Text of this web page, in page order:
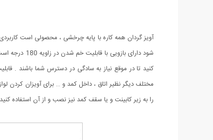
آویز گردان همه کاره با پایه چرخشی ، محصولی است
مختلف دیگر نظیر اتاق ، داخل کمد و … برای آویزان کردن
را به زیر کابینت و یا سقف کمد نیز نصب و از آن استفاده